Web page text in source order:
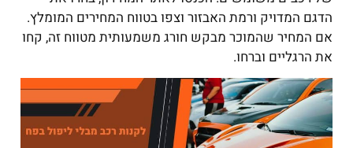
הדגם המדויק ורמת האבזור וצפו בטווח המחירים המומלץ.
אם המחיר שהמוכר מבקש חורג משמעותית מטווח זה, קחו
את הרגליים וברחו.